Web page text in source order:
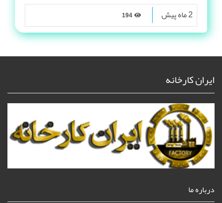
2 ماه پیش
ایران کارخانه
درباره ما